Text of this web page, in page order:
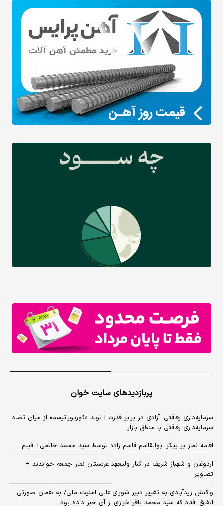
پربازدیدهای سایت خوان
سرمایه‌داری رفاقتی؛ آزادی در برابر قدرت | تولد «کورپوراتیسم» از میان تضاد
سرمایه‌داری رفاقتی با منطق بازار
اقامه نماز بر پیکر ابوالقاسم قاسم زاده توسط سید محمد خاتمی+ فیلم
اردوغان و شهباز شریف در کنار ولیعهد عربستان نماز جمعه خواندند +
تصاویر
واکنش زیدآبادی به تغییر دبیر شورای عالی امنیت ملی/ به همان صورتی
اتفاق افتاد که سید محمد باقر خرازی از آن خبر داده بود